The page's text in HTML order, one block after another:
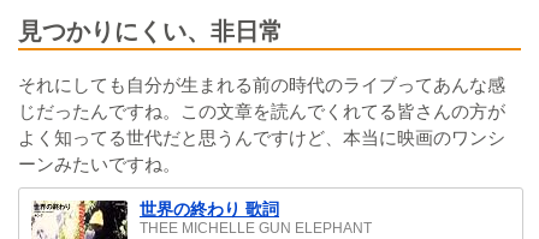
見つかりにくい、非日常
それにしても自分が生まれる前の時代のライブってあんな感
じだったんですね。この文章を読んでくれてる皆さんの方が
よく知ってる世代だと思うんですけど、本当に映画のワンシ
ーンみたいですね。
世界の終わり 歌詞
THEE MICHELLE GUN ELEPHANT